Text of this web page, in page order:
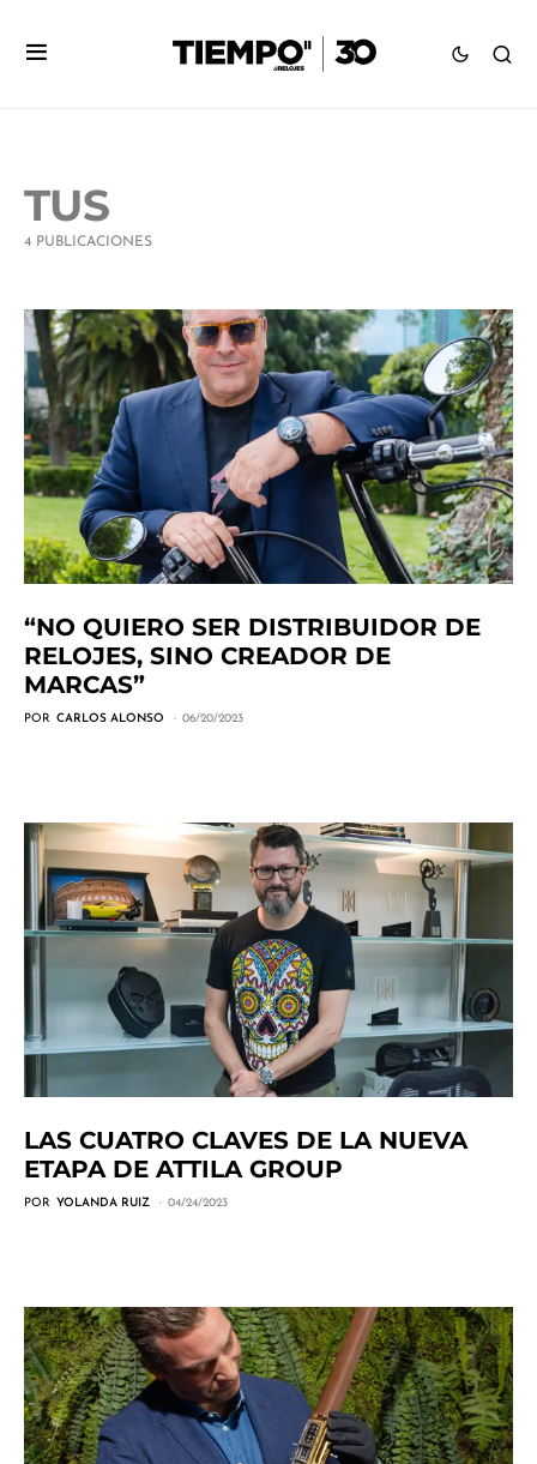
TUS
4 PUBLICACIONES
“NO QUIERO SER DISTRIBUIDOR DE
RELOJES, SINO CREADOR DE
MARCAS”
POR CARLOS ALONSO 06/20/2023
LAS CUATRO CLAVES DE LA NUEVA
ETAPA DE ATTILA GROUP
POR YOLANDA RUIZ 04/24/2023